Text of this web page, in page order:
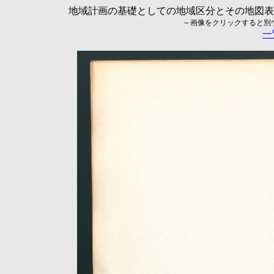
地域計画の基礎としての地域区分とその地
～画像をクリックすると
一